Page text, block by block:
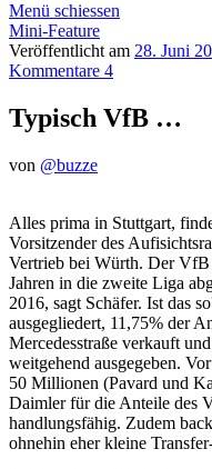
Menü schiessen
Mini-Feature
Veröffentlicht am 28. Juni
Kommentare 4
Typisch VfB …
von @buzze
Alles prima in Stuttgart,
Vorsitzender des
Vertrieb bei Würth. Der
Jahren in die zweite Liga
2016, sagt Schäfer. Ist das
ausgegliedert, 11,75% der
Mercedesstraße verkauft
weitgehend ausgegeben.
50 Millionen (Pavard und
Daimler für die Anteile des
handlungsfähig. Zudem
ohnehin eher kleine